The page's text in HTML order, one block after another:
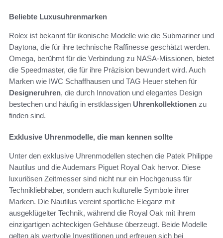
Beliebte Luxusuhrenmarken
Rolex ist bekannt für ikonische Modelle wie die Submariner und
Daytona, die für ihre technische Raffinesse geschätzt werden.
Omega, berühmt für die Verbindung zu NASA-Missionen, bietet
die Speedmaster, die für ihre Präzision bewundert wird. Auch
Marken wie IWC Schaffhausen und TAG Heuer stehen für
Designeruhren, die durch Innovation und elegantes Design
bestechen und häufig in erstklassigen Uhrenkollektionen zu
finden sind.
Exklusive Uhrenmodelle, die man kennen sollte
Unter den exklusive Uhrenmodellen stechen die Patek Philippe
Nautilus und die Audemars Piguet Royal Oak hervor. Diese
luxuriösen Zeitmesser sind nicht nur ein Hochgenuss für
Technikliebhaber, sondern auch kulturelle Symbole ihrer
Marken. Die Nautilus vereint sportliche Eleganz mit
ausgeklügelter Technik, während die Royal Oak mit ihrem
einzigartigen achteckigen Gehäuse überzeugt. Beide Modelle
gelten als wertvolle Investitionen und erfreuen sich bei